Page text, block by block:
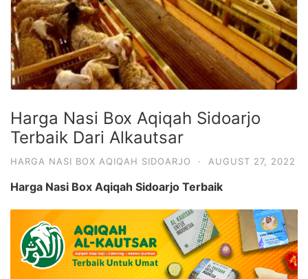
Harga Nasi Box Aqiqah Sidoarjo
Terbaik Dari Alkautsar
HARGA NASI BOX AQIQAH SIDOARJO · AUGUST 27, 2022
Harga Nasi Box Aqiqah Sidoarjo Terbaik